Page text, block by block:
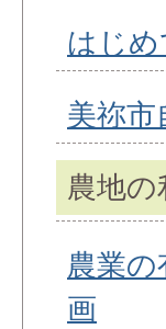
はじ
美祢市
農地
農業
画